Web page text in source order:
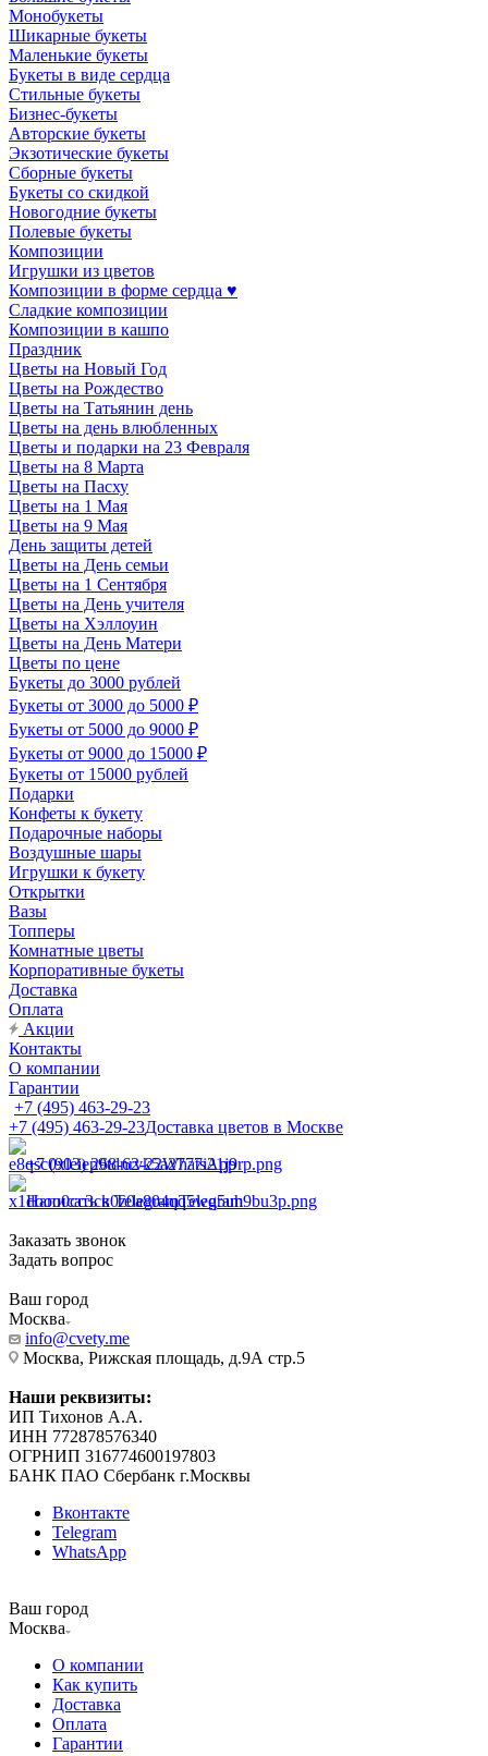
Монобукеты
Шикарные букеты
Маленькие букеты
Букеты в виде сердца
Стильные букеты
Бизнес-букеты
Авторские букеты
Экзотические букеты
Сборные букеты
Букеты со скидкой
Новогодние букеты
Полевые букеты
Композиции
Игрушки из цветов
Композиции в форме сердца ♥
Сладкие композиции
Композиции в кашпо
Праздник
Цветы на Новый Год
Цветы на Рождество
Цветы на Татьянин день
Цветы на день влюбленных
Цветы и подарки на 23 Февраля
Цветы на 8 Марта
Цветы на Пасху
Цветы на 1 Мая
Цветы на 9 Мая
День защиты детей
Цветы на День семьи
Цветы на 1 Сентября
Цветы на День учителя
Цветы на Хэллоуин
Цветы на День Матери
Цветы по цене
Букеты до 3000 рублей
Букеты от 3000 до 5000 ₽
Букеты от 5000 до 9000 ₽
Букеты от 9000 до 15000 ₽
Букеты от 15000 рублей
Подарки
Конфеты к букету
Подарочные наборы
Воздушные шары
Игрушки к букету
Открытки
Вазы
Топперы
Комнатные цветы
Корпоративные букеты
Доставка
Оплата
Акции
Контакты
О компании
Гарантии
+7 (495) 463-29-23
+7 (495) 463-29-23Доставка цветов в Москве
+7 (903) 268-62-22WhatsApp
Написать в TelegramTelegram
Заказать звонок
Задать вопрос
Ваш город
Москва
info@cvety.me
Москва, Рижская площадь, д.9А стр.5
Наши реквизиты:
ИП Тихонов А.А.
ИНН 772878576340
ОГРНИП 316774600197803
БАНК ПАО Сбербанк г.Москвы
Вконтакте
Telegram
WhatsApp
Ваш город
Москва
О компании
Как купить
Доставка
Оплата
Гарантии